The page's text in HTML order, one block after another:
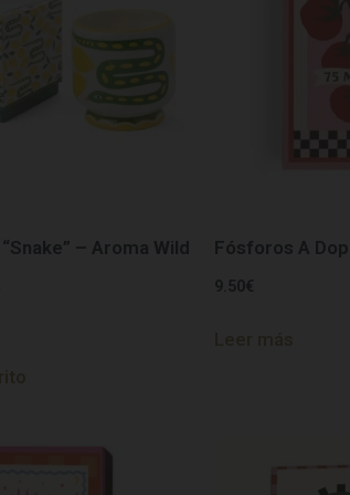
– Aroma Wild
Fósforos A
9.50 €